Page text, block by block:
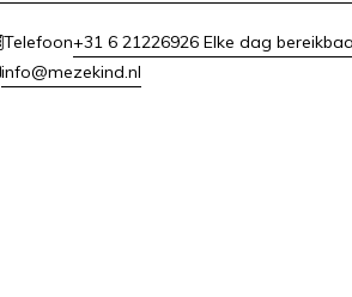
Telefoon+31 6 21226926 Elke dag
info@mezekind.nl